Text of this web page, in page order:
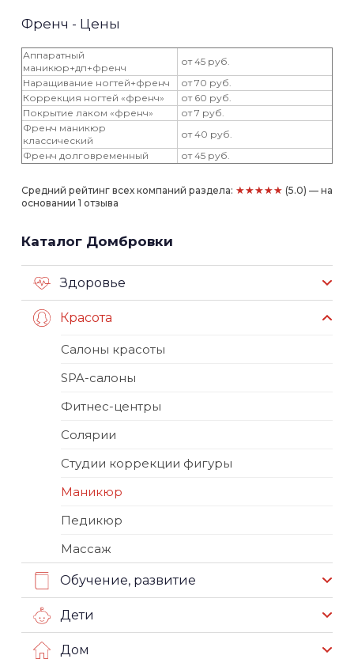
Френч - Цены
Аппаратный
маникюр+дп+френч
от 45 руб.
Наращивание ногтей+френч
от 70 руб.
Коррекция ногтей «френч»
от 60 руб.
Покрытие лаком «френч»
от 7 руб.
Френч маникюр
классический
от 40 руб.
Френч долговременный
от 45 руб.
Средний рейтинг всех компаний раздела: ★★★★★ (5.0) — на
основании 1 отзыва
Каталог Домбровки
Здоровье
Красота
Салоны красоты
SPA-салоны
Фитнес-центры
Солярии
Студии коррекции фигуры
Маникюр
Педикюр
Массаж
Обучение, развитие
Дети
Дом